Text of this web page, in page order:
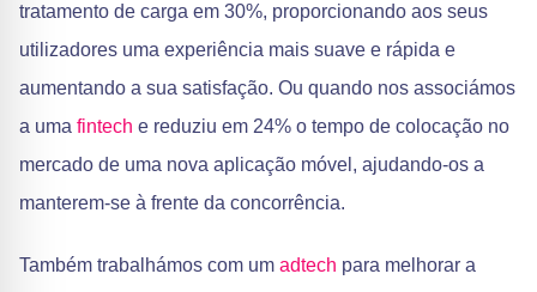
tratamento de carga em 30%, proporcionando aos seus
utilizadores uma experiência mais suave e rápida e
aumentando a sua satisfação. Ou quando nos associámos
a uma fintech e reduziu em 24% o tempo de colocação no
mercado de uma nova aplicação móvel, ajudando-os a
manterem-se à frente da concorrência.
Também trabalhámos com um adtech para melhorar a